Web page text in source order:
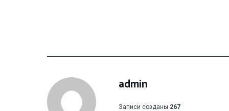
admin
Записи созданы 267